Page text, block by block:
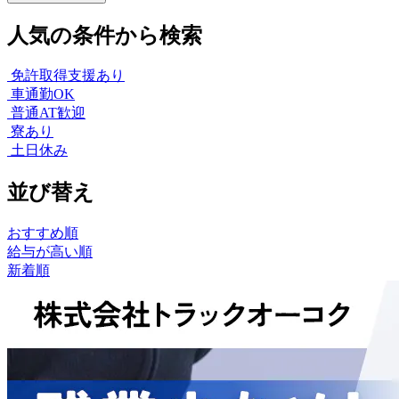
人気の条件から検索
免許取得支援あり
車通勤OK
普通AT歓迎
寮あり
土日休み
並び替え
おすすめ順
給与が高い順
新着順